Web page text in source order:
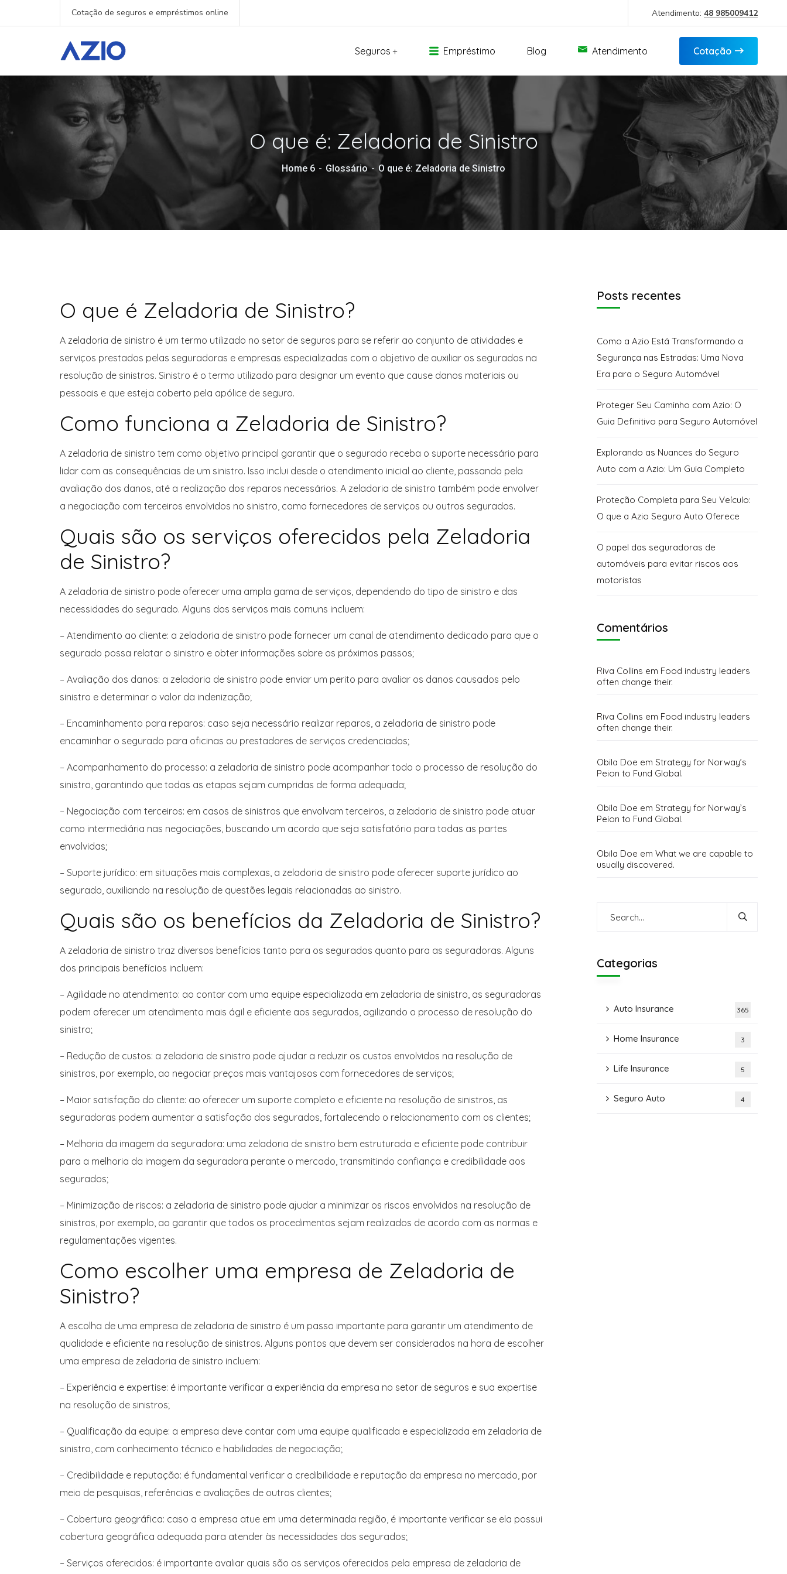
Cotação de seguros e empréstimos online Atendimento: 48 985009412
Seguros Empréstimo Blog Atendimento Cotação
O que é: Zeladoria de Sinistro
Home 6 Glossário O que é: Zeladoria de Sinistro
O que é Zeladoria de Sinistro?
A zeladoria de sinistro é um termo utilizado no setor de seguros para se referir ao conjunto de atividades e
serviços prestados pelas seguradoras e empresas especializadas com o objetivo de auxiliar os segurados na
resolução de sinistros. Sinistro é o termo utilizado para designar um evento que cause danos materiais ou
pessoais e que esteja coberto pela apólice de seguro.
Como funciona a Zeladoria de Sinistro?
A zeladoria de sinistro tem como objetivo principal garantir que o segurado receba o suporte necessário para
lidar com as consequências de um sinistro. Isso inclui desde o atendimento inicial ao cliente, passando pela
avaliação dos danos, até a realização dos reparos necessários. A zeladoria de sinistro também pode envolver
a negociação com terceiros envolvidos no sinistro, como fornecedores de serviços ou outros segurados.
Quais são os serviços oferecidos pela Zeladoria
de Sinistro?
A zeladoria de sinistro pode oferecer uma ampla gama de serviços, dependendo do tipo de sinistro e das
necessidades do segurado. Alguns dos serviços mais comuns incluem:
– Atendimento ao cliente: a zeladoria de sinistro pode fornecer um canal de atendimento dedicado para que o
segurado possa relatar o sinistro e obter informações sobre os próximos passos;
– Avaliação dos danos: a zeladoria de sinistro pode enviar um perito para avaliar os danos causados pelo
sinistro e determinar o valor da indenização;
– Encaminhamento para reparos: caso seja necessário realizar reparos, a zeladoria de sinistro pode
encaminhar o segurado para oficinas ou prestadores de serviços credenciados;
– Acompanhamento do processo: a zeladoria de sinistro pode acompanhar todo o processo de resolução do
sinistro, garantindo que todas as etapas sejam cumpridas de forma adequada;
– Negociação com terceiros: em casos de sinistros que envolvam terceiros, a zeladoria de sinistro pode atuar
como intermediária nas negociações, buscando um acordo que seja satisfatório para todas as partes
envolvidas;
– Suporte jurídico: em situações mais complexas, a zeladoria de sinistro pode oferecer suporte jurídico ao
segurado, auxiliando na resolução de questões legais relacionadas ao sinistro.
Quais são os benefícios da Zeladoria de Sinistro?
A zeladoria de sinistro traz diversos benefícios tanto para os segurados quanto para as seguradoras. Alguns
dos principais benefícios incluem:
– Agilidade no atendimento: ao contar com uma equipe especializada em zeladoria de sinistro, as seguradoras
podem oferecer um atendimento mais ágil e eficiente aos segurados, agilizando o processo de resolução do
sinistro;
– Redução de custos: a zeladoria de sinistro pode ajudar a reduzir os custos envolvidos na resolução de
sinistros, por exemplo, ao negociar preços mais vantajosos com fornecedores de serviços;
– Maior satisfação do cliente: ao oferecer um suporte completo e eficiente na resolução de sinistros, as
seguradoras podem aumentar a satisfação dos segurados, fortalecendo o relacionamento com os clientes;
– Melhoria da imagem da seguradora: uma zeladoria de sinistro bem estruturada e eficiente pode contribuir
para a melhoria da imagem da seguradora perante o mercado, transmitindo confiança e credibilidade aos
segurados;
– Minimização de riscos: a zeladoria de sinistro pode ajudar a minimizar os riscos envolvidos na resolução de
sinistros, por exemplo, ao garantir que todos os procedimentos sejam realizados de acordo com as normas e
regulamentações vigentes.
Como escolher uma empresa de Zeladoria de
Sinistro?
A escolha de uma empresa de zeladoria de sinistro é um passo importante para garantir um atendimento de
qualidade e eficiente na resolução de sinistros. Alguns pontos que devem ser considerados na hora de escolher
uma empresa de zeladoria de sinistro incluem:
– Experiência e expertise: é importante verificar a experiência da empresa no setor de seguros e sua expertise
na resolução de sinistros;
– Qualificação da equipe: a empresa deve contar com uma equipe qualificada e especializada em zeladoria de
sinistro, com conhecimento técnico e habilidades de negociação;
– Credibilidade e reputação: é fundamental verificar a credibilidade e reputação da empresa no mercado, por
meio de pesquisas, referências e avaliações de outros clientes;
– Cobertura geográfica: caso a empresa atue em uma determinada região, é importante verificar se ela possui
cobertura geográfica adequada para atender às necessidades dos segurados;
– Serviços oferecidos: é importante avaliar quais são os serviços oferecidos pela empresa de zeladoria de
Posts recentes
Como a Azio Está Transformando a
Segurança nas Estradas: Uma Nova
Era para o Seguro Automóvel
Proteger Seu Caminho com Azio: O
Guia Definitivo para Seguro Automóvel
Explorando as Nuances do Seguro
Auto com a Azio: Um Guia Completo
Proteção Completa para Seu Veículo:
O que a Azio Seguro Auto Oferece
O papel das seguradoras de
automóveis para evitar riscos aos
motoristas
Comentários
Riva Collins em Food industry leaders
often change their.
Riva Collins em Food industry leaders
often change their.
Obila Doe em Strategy for Norway’s
Peion to Fund Global.
Obila Doe em Strategy for Norway’s
Peion to Fund Global.
Obila Doe em What we are capable to
usually discovered.
Categorias
Auto Insurance 365
Home Insurance 3
Life Insurance 5
Seguro Auto 4